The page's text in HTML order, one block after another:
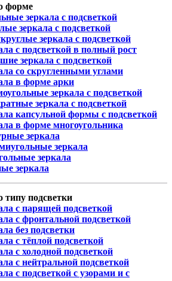
форме
зеркала с подсветкой
зеркала с подсветкой
зеркала с подсветкой
с подсветкой в полный рост
зеркала с подсветкой
со скругленными углами
в форме арки
зеркала с подсветкой
зеркала с подсветкой
капсульной формы с подсветкой
в форме многоугольника
зеркала
зеркала
зеркала
зеркала
типу подсветки
с парящей подсветкой
с фронтальной подсветкой
без подсветки
с тёплой подсветкой
с холодной подсветкой
с нейтральной подсветкой
с подсветкой с узорами и с